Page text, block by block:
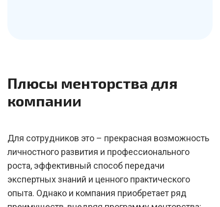
Плюсы менторства для
компании
Для сотрудников это – прекрасная возможность
личностного развития и профессионального
роста, эффективный способ передачи
экспертных знаний и ценного практического
опыта. Однако и компания приобретает ряд